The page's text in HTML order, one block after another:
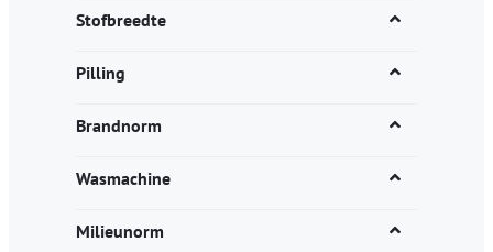
Stofbreedte
Pilling
Brandnorm
Wasmachine
Milieunorm